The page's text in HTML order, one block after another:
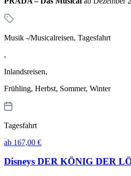
Musik -/Musicalreisen, Tagesfahrt
,
Inlandsreisen,
Frühling, Herbst, Sommer, Winter
Tagesfahrt
ab 167,00 €
Disneys DER KÖNIG DER